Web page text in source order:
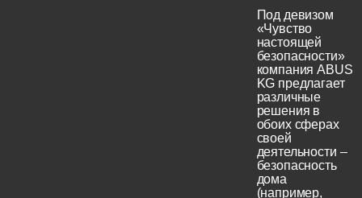
Под девизом
«Чувство
настоящей
безопасности»
компания ABUS
KG предлагает
различные
решения в
обоих сферах
своей
деятельности –
безопасность
дома
(например,